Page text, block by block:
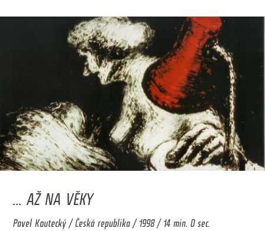
... AŽ NA VĚKY
Pavel Koutecký / Česká republika / 1998 / 14 min. 0 sec.